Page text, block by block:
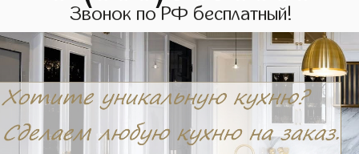
Звонок по РФ бесплатный!